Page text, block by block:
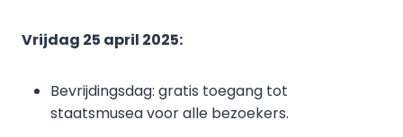
Vrijdag 25 april 2025:
Bevrijdingsdag: gratis toegang tot
staatsmusea voor alle bezoekers.